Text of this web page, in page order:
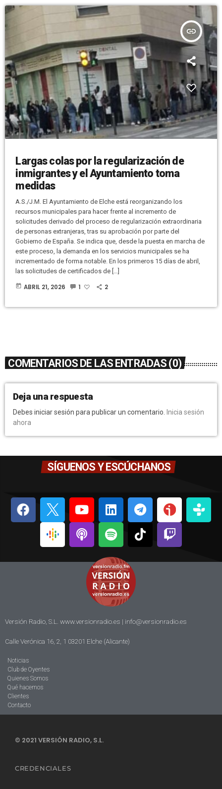
insert_link
Largas colas por la regularización de
inmigrantes y el Ayuntamiento toma
medidas
A.S./J.M. El Ayuntamiento de Elche está reorganizando los
recursos municipales para hacer frente al incremento de
solicitudes derivado del proceso de regularización extraordinaria
de personas extranjeras, tras su aprobación por parte del
Gobierno de España. Se indica que, desde la puesta en marcha de
este proceso, la demanda en los servicios municipales se ha
incrementado de forma notable. En los primeros 15 días de abril,
las solicitudes de certificados de […]
today ABRIL 21, 2026 1 2
COMENTARIOS DE LAS ENTRADAS (0)
Deja una respuesta
Debes iniciar sesión para publicar un comentario.
Inicia sesión
ahora
SÍGUENOS Y ESCÚCHANOS
Versión Radio, S.L. www.versionradio.es | info@versionradio.es
Calle Verónica 16, 2, 1 03201 Elche (Alicante)
Noticias
Club de Oyentes
Quienes Somos
Qué hacemos
Clientes
Contacto
© 2021 VERSIÓN RADIO, S.L.
CREDENCIALES